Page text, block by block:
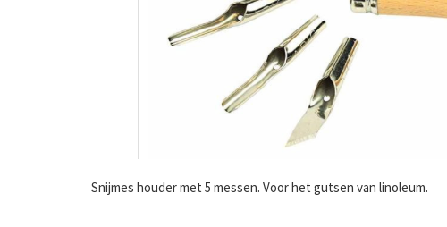
Snijmes houder met 5 messen. Voor het gutsen van linoleum.